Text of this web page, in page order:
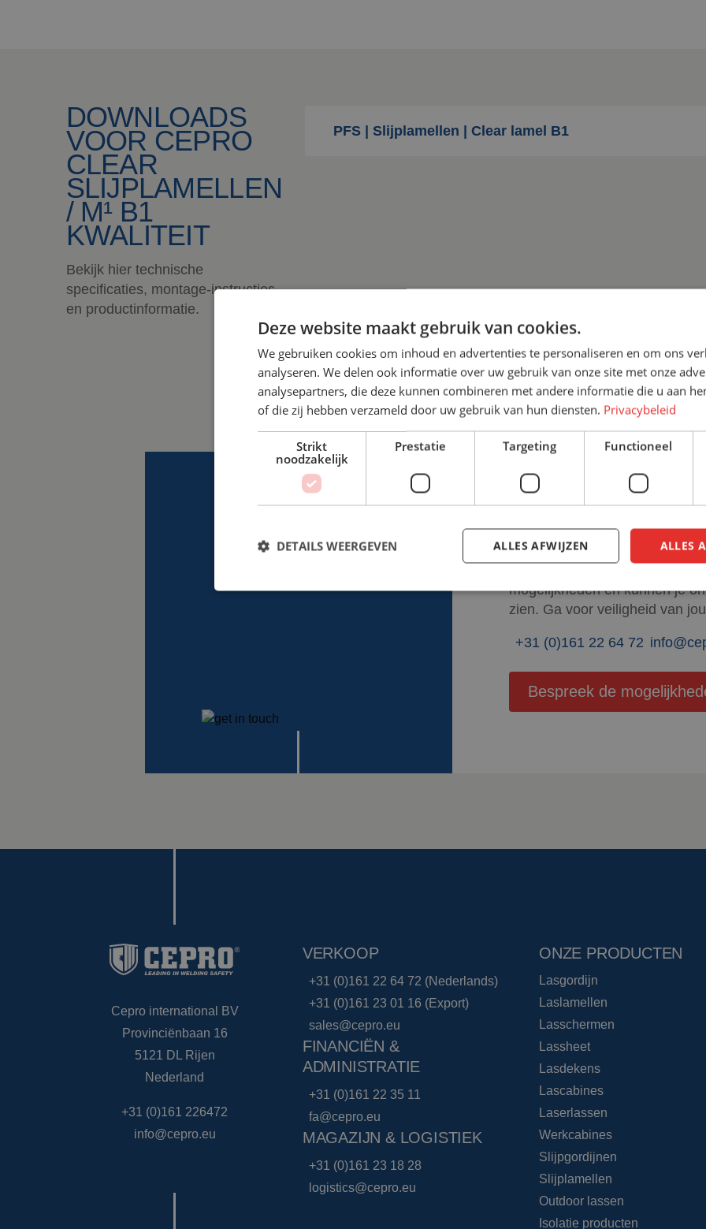
DOWNLOADS
VOOR CEPRO
CLEAR
SLIJPLAMELLEN
/ M¹ B1
KWALITEIT
Bekijk hier technische
specificaties, montage-instructies
en productinformatie.
PFS | Slijplamellen | Clear lamel B1
MEER
mogelijkheden en kunnen je
zien. Ga voor veiligheid van
+31 (0)161 22 64 72
Bespreek de
Cepro international BV
Provinciënbaan 16
5121 DL Rijen
Nederland
+31 (0)161 226472
info@cepro.eu
VERKOOP
+31 (0)161 22 64 72 (Nederlands)
+31 (0)161 23 01 16 (Export)
sales@cepro.eu
FINANCIËN &
ADMINISTRATIE
+31 (0)161 22 35 11
fa@cepro.eu
MAGAZIJN & LOGISTIEK
+31 (0)161 23 18 28
logistics@cepro.eu
ONZE PRODUCTEN
Lasgordijn
Laslamellen
Lasschermen
Lassheet
Lasdekens
Lascabines
Laserlassen
Werkcabines
Slijpgordijnen
Slijplamellen
Outdoor lassen
Isolatie producten
Deze website maakt gebruik van cookies.
We gebruiken cookies om inhoud en advertenties te personaliseren en om ons
analyseren. We delen ook informatie over uw gebruik van onze site met onze
analysepartners, die deze kunnen combineren met andere informatie die u aan
of die zij hebben verzameld door uw gebruik van hun diensten. Privacybeleid
Strikt
noodzakelijk
Prestatie Targeting Functioneel
ALLES
ALLES AFWIJZEN
DETAILS WEERGEVEN